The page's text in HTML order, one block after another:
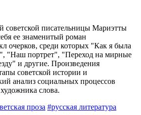
советской писательницы Мариэтты
ее знаменитый роман
очерков, среди которых "Как я была
"Наш портрет", "Переход на мирные
и другие. Произведения
советской истории и
анализ социальных процессов
слова.
проза #русская литература